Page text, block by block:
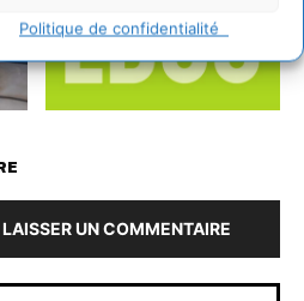
Politique de confidentialité
UN COMMENTAIRE